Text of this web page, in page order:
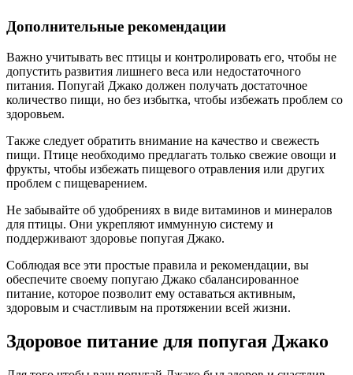
Дополнительные рекомендации
Важно учитывать вес птицы и контролировать его, чтобы не
допустить развития лишнего веса или недостаточного
питания. Попугай Джако должен получать достаточное
количество пищи, но без избытка, чтобы избежать проблем со
здоровьем.
Также следует обратить внимание на качество и свежесть
пищи. Птице необходимо предлагать только свежие овощи и
фрукты, чтобы избежать пищевого отравления или других
проблем с пищеварением.
Не забывайте об удобрениях в виде витаминов и минералов
для птицы. Они укрепляют иммунную систему и
поддерживают здоровье попугая Джако.
Соблюдая все эти простые правила и рекомендации, вы
обеспечите своему попугаю Джако сбалансированное
питание, которое позволит ему оставаться активным,
здоровым и счастливым на протяжении всей жизни.
Здоровое питание для попугая Джако